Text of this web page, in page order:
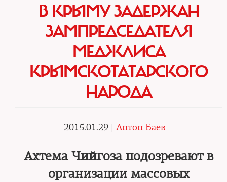
В КРЫМУ ЗАДЕРЖАН
ЗАМПРЕДСЕДАТЕЛЯ
МЕДЖЛИСА
КРЫМСКОТАТАРСКОГО
НАРОДА
2015.01.29 | Антон Баев
Ахтема Чийгоза подозревают в
организации массовых